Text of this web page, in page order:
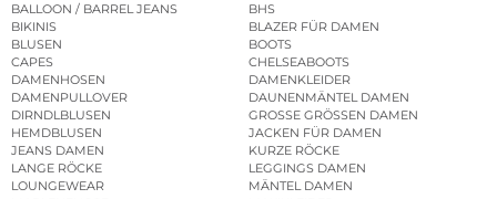
BALLOON / BARREL JEANS
BHS
BIKINIS
BLAZER FÜR DAMEN
BLUSEN
BOOTS
CAPES
CHELSEABOOTS
DAMENHOSEN
DAMENKLEIDER
DAMENPULLOVER
DAUNENMÄNTEL DAMEN
DIRNDLBLUSEN
GROSSE GRÖSSEN DAMEN
HEMDBLUSEN
JACKEN FÜR DAMEN
JEANS DAMEN
KURZE RÖCKE
LANGE RÖCKE
LEGGINGS DAMEN
LOUNGEWEAR
MÄNTEL DAMEN